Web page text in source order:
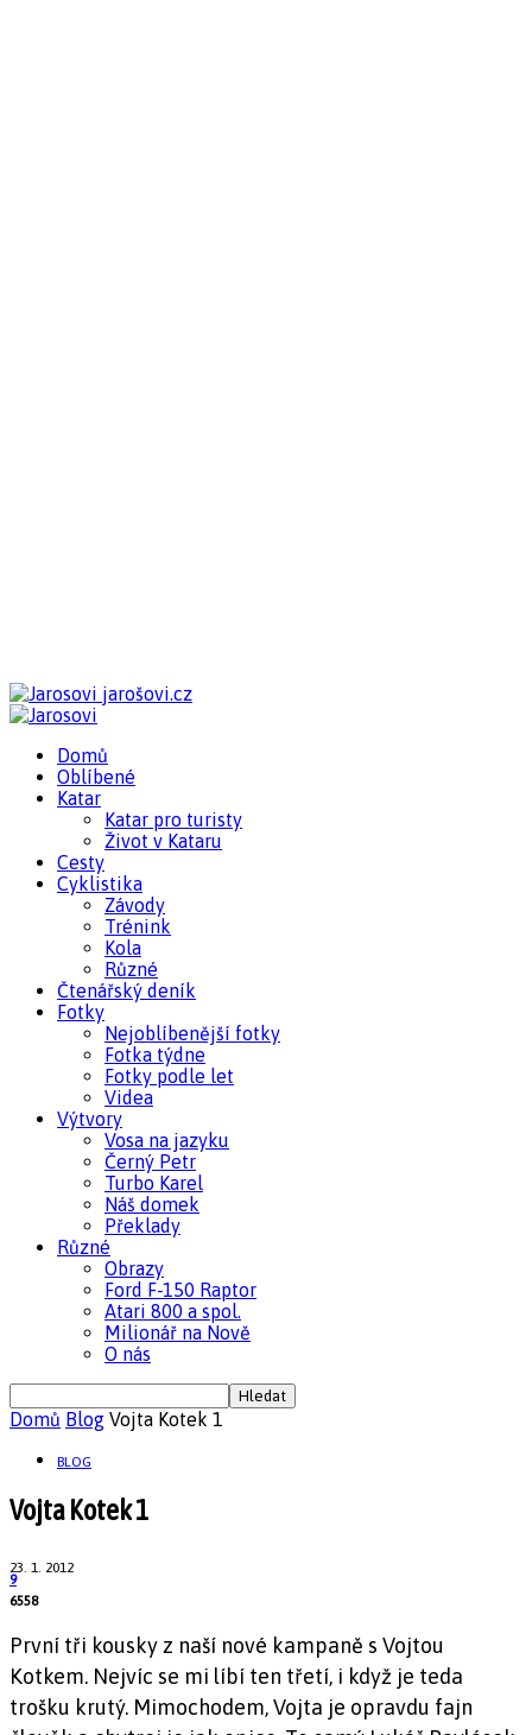
jarošovi.cz
Domů
Oblíbené
Katar
Katar pro turisty
Život v Kataru
Cesty
Cyklistika
Závody
Trénink
Kola
Různé
Čtenářský deník
Fotky
Nejoblíbenější fotky
Fotka týdne
Fotky podle let
Videa
Výtvory
Vosa na jazyku
Černý Petr
Turbo Karel
Náš domek
Překlady
Různé
Obrazy
Ford F-150 Raptor
Atari 800 a spol.
Milionář na Nově
O nás
Domů Blog Vojta Kotek 1
BLOG
Vojta Kotek 1
23. 1. 2012
9
6558
První tři kousky z naší nové kampaně s Vojtou
Kotkem. Nejvíc se mi líbí ten třetí, i když je teda
trošku krutý. Mimochodem, Vojta je opravdu fajn